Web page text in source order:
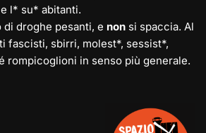
l* su* abitanti.
di droghe pesanti, e non si spaccia. Al
fascisti, sbirri, molest*, sessist*,
rompicoglioni in senso più generale.